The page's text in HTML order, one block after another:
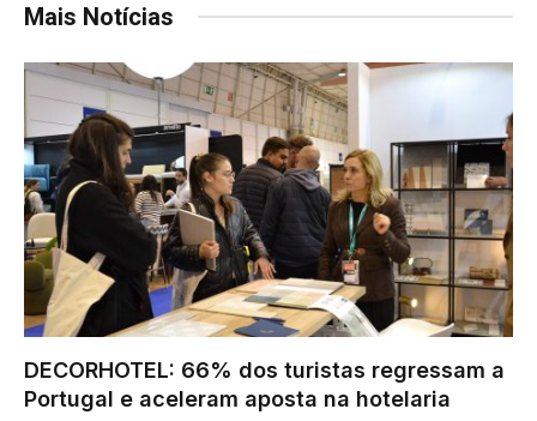
Mais Notícias
DECORHOTEL: 66% dos turistas regressam a
Portugal e aceleram aposta na hotelaria